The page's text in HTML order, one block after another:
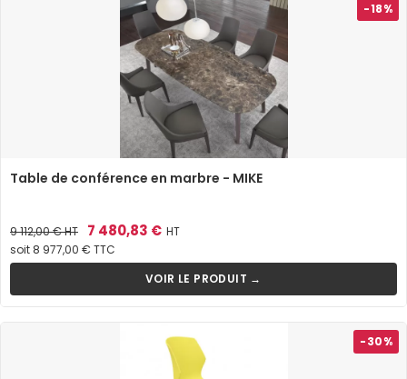
-18%
Table de conférence en marbre - MIKE
Prix
de
base
9 112,00 €HT Prix
7 480,83 € HT
soit 8 977,00 € TTC
VOIR LE PRODUIT →
-30%